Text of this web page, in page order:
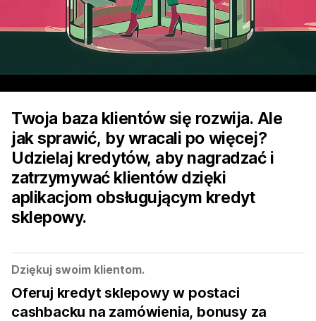
Twoja baza klientów się rozwija. Ale
jak sprawić, by wracali po więcej?
Udzielaj kredytów, aby nagradzać i
zatrzymywać klientów dzięki
aplikacjom obsługującym kredyt
sklepowy.
Dziękuj swoim klientom.
Oferuj kredyt sklepowy w postaci
cashbacku na zamówienia, bonusy za